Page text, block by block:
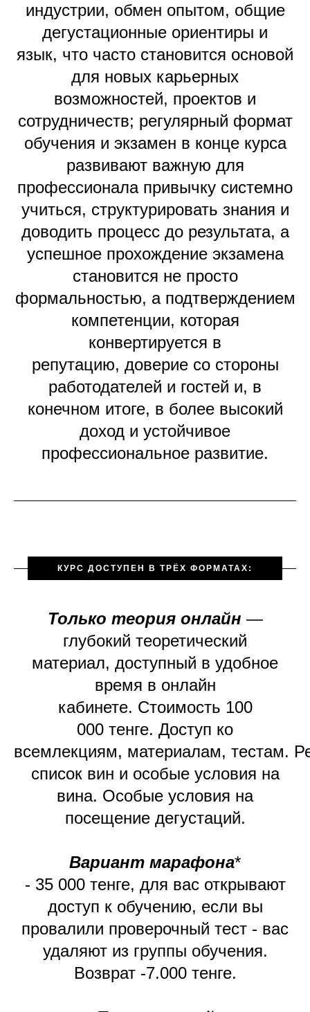
индустрии, обмен опытом, общие
дегустационные ориентиры и
язык, что часто становится основой
для новых карьерных
возможностей, проектов и
сотрудничеств; регулярный формат
обучения и экзамен в конце курса
развивают важную для
профессионала привычку системно
учиться, структурировать знания и
доводить процесс до результата, а
успешное прохождение экзамена
становится не просто
формальностью, а подтверждением
компетенции, которая
конвертируется в
репутацию, доверие со стороны
работодателей и гостей и, в
конечном итоге, в более высокий
доход и устойчивое
профессиональное развитие.
КУРС ДОСТУПЕН В ТРЁХ ФОРМАТАХ:
Только теория онлайн —
глубокий теоретический
материал, доступный в удобное
время в онлайн
кабинете. Стоимость 100
000 тенге. Доступ ко
всемлекциям, материалам, тестам.
список вин и особые условия на
вина. Особые условия на
посещение дегустаций.
Вариант марафона*
- 35 000 тенге, для вас открывают
доступ к обучению, если вы
провалили проверочный тест - вас
удаляют из группы обучения.
Возврат -7.000 тенге.